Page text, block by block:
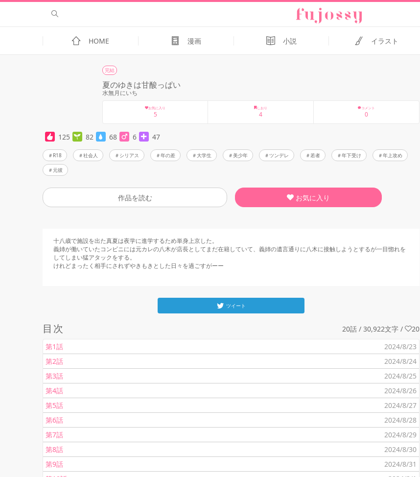
HOME 漫画 小説 イラスト
完結
夏のゆきは甘酸っぱい
水無月にいち
お気に入り
5
しおり
4
コメント
0
125 82 68 6 47
R18 社会人 シリアス 年の差 大学生 美少年 ツンデレ 若者 年下受け 年上攻め
元彼
作品を読む お気に入り
十八歳で施設を出た真夏は夜学に進学するため単身上京した。
義姉が働いていたコンビニには元カレの八木が店長としてまだ在籍していて、義姉の遺言通りに八木に接触しようとするが一目惚れを
してしまい猛アタックをする。
ツイート
目次 20話 / 30,922文字 /
20
第1話
2024/8/23
第2話
2024/8/24
第3話
2024/8/25
第4話
2024/8/26
第5話
2024/8/27
第6話
2024/8/28
第7話
2024/8/29
第8話
2024/8/30
第9話
2024/8/31